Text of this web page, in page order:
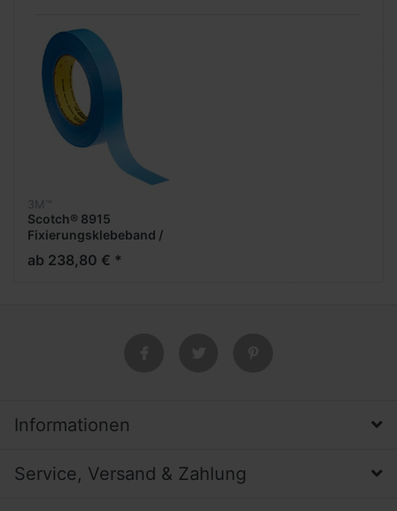
3M™
Scotch® 8915
Fixierungsklebeband /
Blau
ab 238,80 € *
Informationen
Service, Versand & Zahlung